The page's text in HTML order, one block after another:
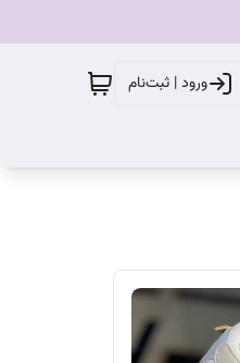
ورود | ثبت‌نام